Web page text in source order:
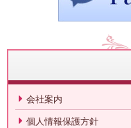
会社案内
個人情報保護方針